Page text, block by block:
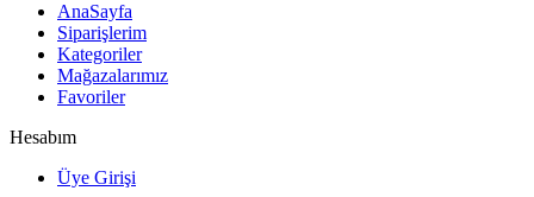
AnaSayfa
Siparişlerim
Kategoriler
Mağazalarımız
Favoriler
Hesabım
Üye Girişi